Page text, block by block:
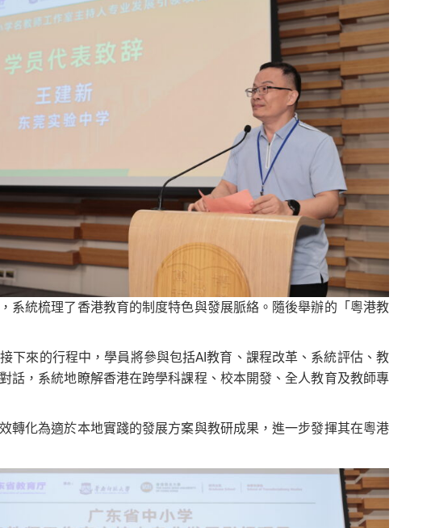
系統梳理了香港教育的制度特色與發展脈絡。隨後舉辦的「粵港教
下來的行程中，學員將參與包括AI教育、課程改革、系統評估、教
話，系統地瞭解香港在跨學科課程、校本開發、全人教育及教師專
轉化為適於本地實踐的發展方案與教研成果，進一步發揮其在粵港